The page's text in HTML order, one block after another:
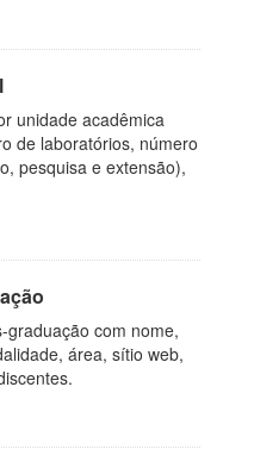
unidade acadêmica
de laboratórios, número
pesquisa e extensão),
graduação com nome,
área, sítio web,